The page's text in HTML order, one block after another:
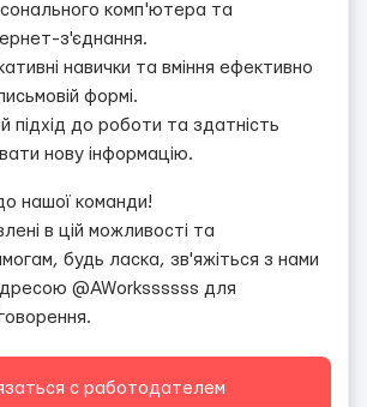
комп'ютера та
з'єднання.
навички та вміння ефективно
формі.
підхід до роботи та здатність
нову інформацію.
нашої команди!
в цій можливості та
будь ласка, зв'яжіться з нами
@AWorkssssss для
с работодателем